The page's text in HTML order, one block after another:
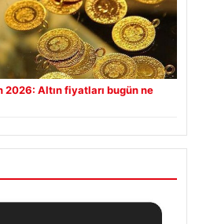
2026: Altın fiyatları bugün ne